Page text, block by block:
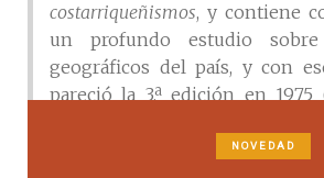
costarriqueñismos, y contiene
un profundo estudio
geográficos del país, y con
pareció la 3.ª edición en 1975
editorial). En 1897 apareció su
NOVEDAD